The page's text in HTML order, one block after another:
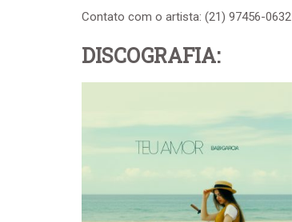
Contato com o artista: (21) 97456-0632
DISCOGRAFIA: